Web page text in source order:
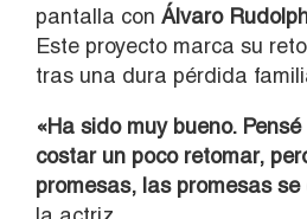
pantalla con Álvaro
Este proyecto marca su
tras una dura pérdida
«Ha sido muy bueno.
costar un poco retomar,
promesas, las promesas se